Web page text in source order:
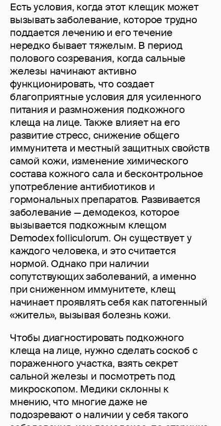
Есть условия, когда этот клещик может
вызывать заболевание, которое трудно
поддается лечению и его течение
нередко бывает тяжелым. В период
полового созревания, когда сальные
железы начинают активно
функционировать, что создает
благоприятные условия для усиленного
питания и размножения подкожного
клеща на лице. Также влияет на его
развитие стресс, снижение общего
иммунитета и местный защитных свойств
самой кожи, изменение химического
состава кожного сала и бесконтрольное
употребление антибиотиков и
гормональных препаратов. Развивается
заболевание — демодекоз, которое
вызывается подкожным клещом
Demodex folliculorum. Он существует у
каждого человека, и это считается
нормой. Однако при наличии
сопутствующих заболеваний, а именно
при сниженном иммунитете, клещ
начинает проявлять себя как патогенный
«житель», вызывая болезнь кожи.
Чтобы диагностировать подкожного
клеща на лице, нужно сделать соскоб с
пораженного участка, взять секрет
сальной железы и посмотреть под
микроскопом. Медики склонны к
мнению, что многие даже не
подозревают о наличии у себя такого